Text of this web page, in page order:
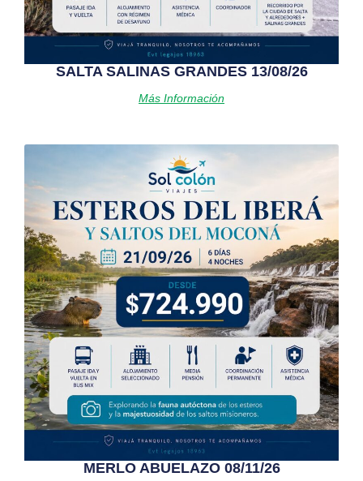
SALTA SALINAS GRANDES 13/08/26
Más Información
MERLO ABUELAZO 08/11/26